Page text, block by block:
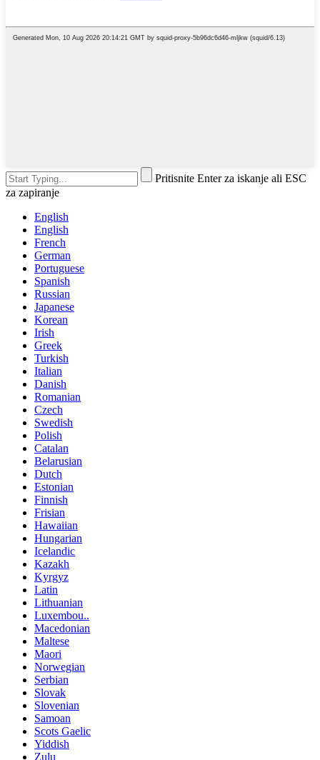
Pritisnite Enter za iskanje ali ESC
za zapiranje
English
English
French
German
Portuguese
Spanish
Russian
Japanese
Korean
Irish
Greek
Turkish
Italian
Danish
Romanian
Czech
Swedish
Polish
Catalan
Belarusian
Dutch
Estonian
Finnish
Frisian
Hawaiian
Hungarian
Icelandic
Kazakh
Kyrgyz
Latin
Lithuanian
Luxembou..
Macedonian
Maltese
Maori
Norwegian
Serbian
Slovak
Slovenian
Samoan
Scots Gaelic
Yiddish
Zulu